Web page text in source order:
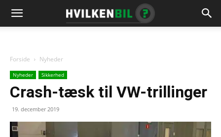
Forside Nyheder
Nyheder Sikkerhed
Crash-tæsk til VW-trillinger
19. december 2019